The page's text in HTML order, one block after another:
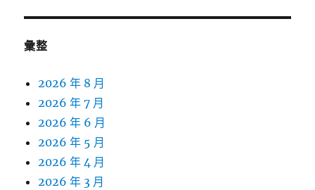
彙整
2026 年 8 月
2026 年 7 月
2026 年 6 月
2026 年 5 月
2026 年 4 月
2026 年 3 月